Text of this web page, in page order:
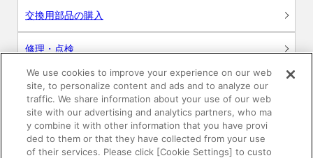
交換用部品の購入
修理・点検
お問い合わせ
ログイン
建築・設計関係者様向けサイト
We use cookies to improve your experience on our web
site, to personalize content and ads and to analyze our
traffic. We share information about your use of our web
site with our advertising and analytics partners, who ma
y combine it with other information that you have provi
ded to them or that they have collected from your use
of their services. Please click [Cookie Settings] to custo